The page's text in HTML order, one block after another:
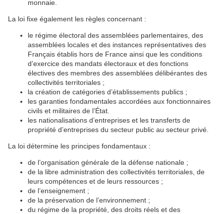
monnaie.
La loi fixe également les règles concernant :
le régime électoral des assemblées parlementaires, des
assemblées locales et des instances représentatives des
Français établis hors de France ainsi que les conditions
d’exercice des mandats électoraux et des fonctions
électives des membres des assemblées délibérantes des
collectivités territoriales ;
la création de catégories d’établissements publics ;
les garanties fondamentales accordées aux fonctionnaires
civils et militaires de l’État.
les nationalisations d’entreprises et les transferts de
propriété d’entreprises du secteur public au secteur privé.
La loi détermine les principes fondamentaux :
de l’organisation générale de la défense nationale ;
de la libre administration des collectivités territoriales, de
leurs compétences et de leurs ressources ;
de l’enseignement ;
de la préservation de l’environnement ;
du régime de la propriété, des droits réels et des